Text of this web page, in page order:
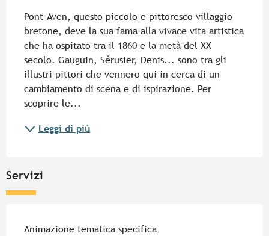
Pont-Aven, questo piccolo e pittoresco villaggio
bretone, deve la sua fama alla vivace vita artistica
che ha ospitato tra il 1860 e la metà del XX
secolo. Gauguin, Sérusier, Denis... sono tra gli
illustri pittori che vennero qui in cerca di un
cambiamento di scena e di ispirazione. Per
scoprire le...
Leggi di più
Servizi
Animazione tematica specifica